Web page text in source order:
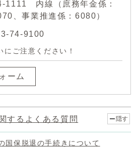
1111 内線（庶務年金係：
、事業推進係：6080）
74-9100
にご注意ください！
ーム
するよくある質問 隠す
国保脱退の手続きについて